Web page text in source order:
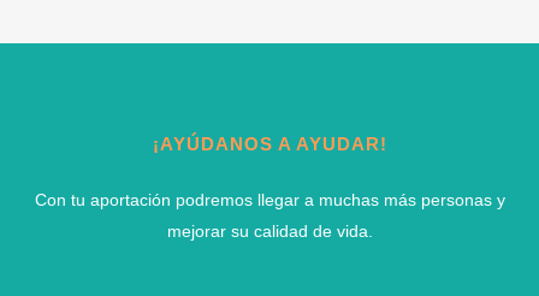
¡AYÚDANOS A AYUDAR!
Con tu aportación podremos llegar a muchas más personas y
mejorar su calidad de vida.